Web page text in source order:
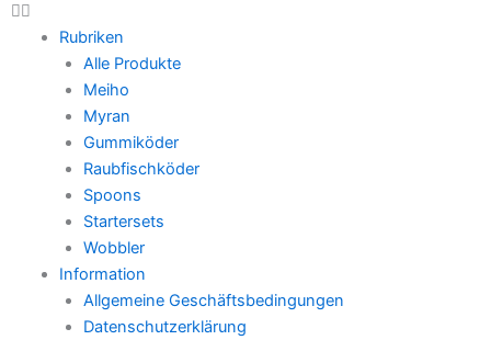
Rubriken
Alle Produkte
Meiho
Myran
Gummiköder
Raubfischköder
Spoons
Startersets
Wobbler
Information
Allgemeine Geschäftsbedingungen
Datenschutzerklärung